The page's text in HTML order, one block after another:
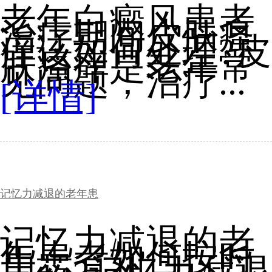
老年白癜风患者
治疗期间皮肤瘙
痒该如何处理?皮
肤瘙痒是老年常
见问题，治疗...
[详情]
记忆力减退的老年患
记忆力减退的老
年患者如何按时